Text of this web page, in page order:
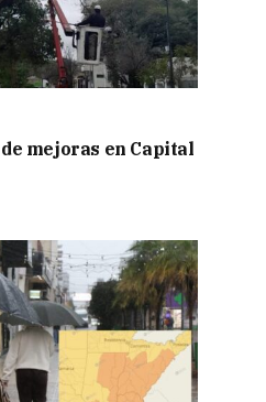
mejoras en Capital